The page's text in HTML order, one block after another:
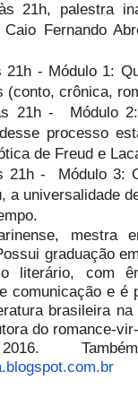
21h, palestra
Fernando
- Módulo 1:
(conto, crônica,
21h - Módulo
processo
de Freud e
21h - Módulo 3:
a universalidade
mestra
graduação
literário, com
comunicação e
brasileira
do romance-